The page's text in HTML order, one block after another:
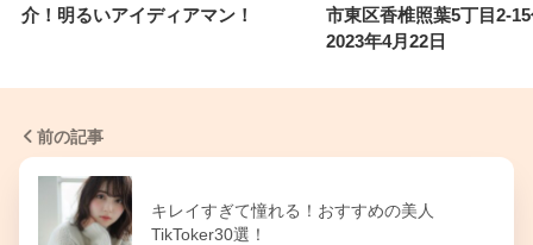
介！明るいアイディアマン！
市東区香椎照葉5丁目2-
2023年4月22日
前の記事
キレイすぎて憧れる！おすすめの美人
TikToker30選！